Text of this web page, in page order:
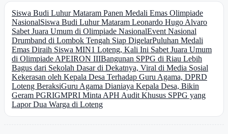
Siswa Budi Luhur Mataram Panen Medali Emas Olimpiade
NasionalSiswa Budi Luhur Mataram Leonardo Hugo Alvaro
Sabet Juara Umum di Olimpiade NasionalEvent Nasional
Drumband di Lombok Tengah Siap DigelarPuluhan Medali
Emas Diraih Siswa MIN1 Loteng, Kali Ini Sabet Juara Umum
di Olimpiade APEIRON IIIBangunan SPPG di Riau Lebih
Bagus dari Sekolah Dasar di Dekatnya, Viral di Media Sosial
Kekerasan oleh Kepala Desa Terhadap Guru Agama, DPRD
Loteng BeraksiGuru Agama Dianiaya Kepala Desa, Bikin
Geram PGRIGMPRI Minta APH Audit Khusus SPPG yang
Lapor Dua Warga di Loteng